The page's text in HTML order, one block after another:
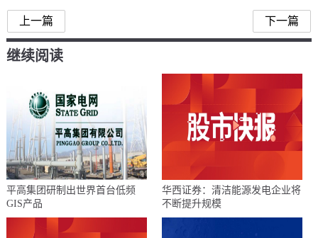
上一篇 下一篇
继续阅读
平高集团研制出世界首台低频
GIS产品
华西证券：清洁能源发电企业将
不断提升规模